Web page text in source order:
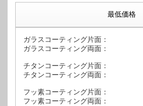
最低価格
ガラスコーティング片面：
ガラスコーティング両面：
チタンコーティング片面：
チタンコーティング両面：
フッ素コーティング片面：
フッ素コーティング両面：